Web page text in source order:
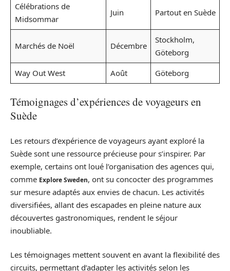
Célébrations de
Midsommar
Juin Partout en Suède
Marchés de Noël Décembre
Stockholm,
Göteborg
Way Out West
Août Göteborg
Témoignages d’expériences de voyageurs en
Suède
Les retours d’expérience de voyageurs ayant exploré la
Suède sont une ressource précieuse pour s’inspirer. Par
exemple, certains ont loué l’organisation des agences qui,
comme Explore Sweden, ont su concocter des programmes
sur mesure adaptés aux envies de chacun. Les activités
diversifiées, allant des escapades en pleine nature aux
découvertes gastronomiques, rendent le séjour
inoubliable.
Les témoignages mettent souvent en avant la flexibilité des
circuits, permettant d’adapter les activités selon les